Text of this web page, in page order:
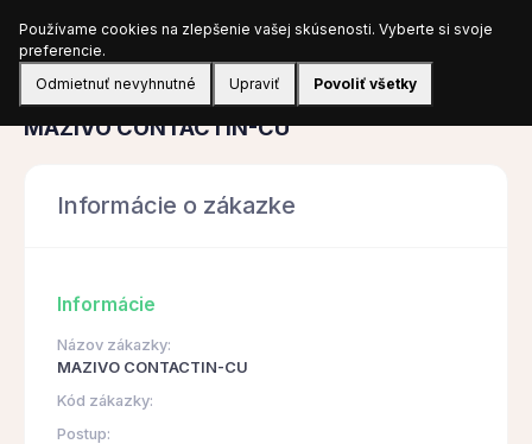
Prihlásiť sa
Obstarávanie
MAZIVO CONTACTIN-CU
Informácie o zákazke
Informácie
Názov zákazky:
MAZIVO CONTACTIN-CU
Kód zákazky:
Postup:
Používame cookies na zlepšenie vašej skúsenosti. Vyberte si svoje
preferencie.
Odmietnuť nevyhnutné
Upraviť Povoliť všetky